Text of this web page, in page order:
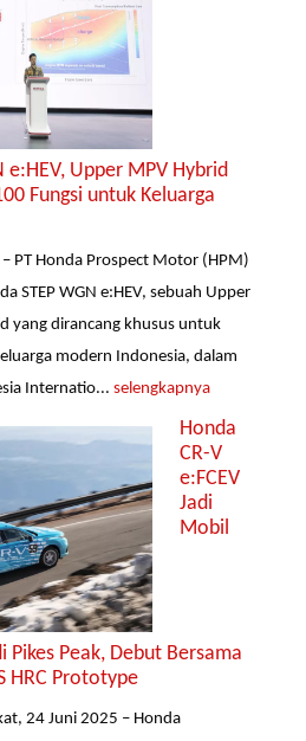
e:HEV, Upper MPV Hybrid
Fungsi untuk Keluarga
PT Honda Prospect Motor (HPM)
STEP WGN e:HEV, sebuah Upper
yang dirancang khusus untuk
modern Indonesia, dalam
Internatio...selengkapnya
Honda
CR-V
e:FCEV
Jadi
Mobil
Pikes Peak, Debut Bersama
HRC Prototype
24 Juni 2025 – Honda